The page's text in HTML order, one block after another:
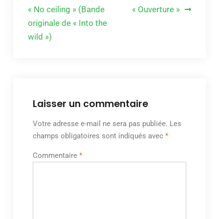
de
l’article
« No ceiling » (Bande
originale de « Into the
wild »)
« Ouverture »
Laisser un commentaire
Votre adresse e-mail ne sera pas publiée. Les
champs obligatoires sont indiqués avec *
Commentaire *